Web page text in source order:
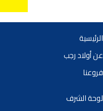
الرئيسية
عن أولاد رجب
فروعنا
لوحة الشرف